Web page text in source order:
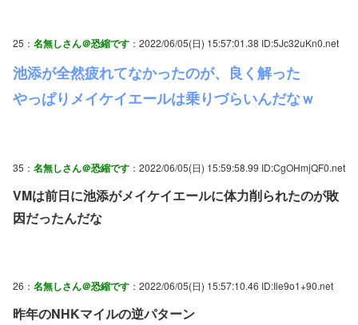
25： 名無しさん＠恐縮です ：2022/06/05(日) 15:57:01.38 ID:5Jc32uKn0.net
池添が全然疲れてなかったのが、良く解った
やっぱりメイケイエールは乗りづらいんだなｗ
35： 名無しさん＠恐縮です ：2022/06/05(日) 15:59:58.99 ID:CgOHmjQF0.net
VMは前日に池添がメイケイエールに体力削られたのが敗
因だったんだな
26： 名無しさん＠恐縮です ：2022/06/05(日) 15:57:10.46 ID:Ile9o1+90.net
昨年のNHKマイルの逆パターン